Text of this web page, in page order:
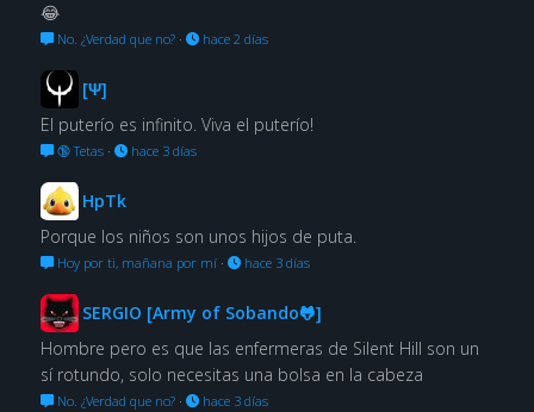
😂
No. ¿Verdad que no?· hace 2 días
[Ψ]
El puterío es infinito. Viva el puterío!
🔞 Tetas· hace 3 días
HpTk
Porque los niños son unos hijos de puta.
Hoy por ti, mañana por mí· hace 3 días
SERGIO [Army of Sobando🐸]
Hombre pero es que las enfermeras de Silent Hill son un
sí rotundo, solo necesitas una bolsa en la cabeza
No. ¿Verdad que no?· hace 3 días